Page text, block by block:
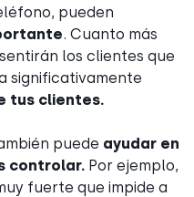
pueden
. Cuanto más
los clientes que
significativamente
tus clientes.
puede ayudar en
controlar. Por ejemplo,
fuerte que impide a